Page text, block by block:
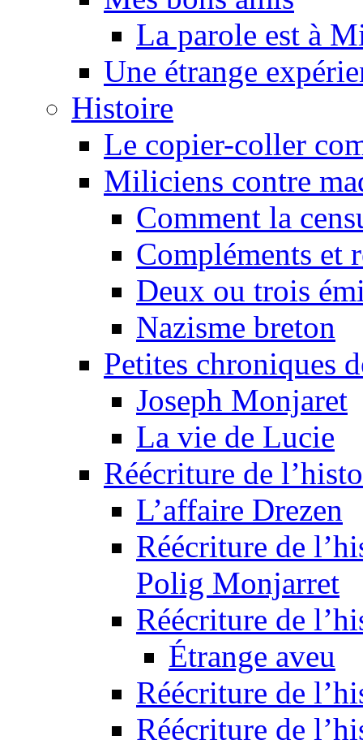
La parole est à
Une étrange
Histoire
Le copier-coller
Miliciens contre
Comment la
Compléments et
Deux ou trois
Nazisme breton
Petites chroniques
Joseph Monjaret
La vie de Lucie
Réécriture de
L’affaire Drezen
Réécriture de
Polig Monjarret
Réécriture de
Étrange aveu
Réécriture de
Réécriture de